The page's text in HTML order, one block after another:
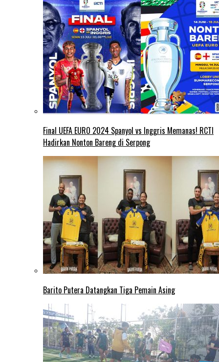
Final UEFA EURO 2024 Spanyol vs Inggris Memanas! RCTI
Hadirkan Nonton Bareng di Serpong
Barito Putera Datangkan Tiga Pemain Asing